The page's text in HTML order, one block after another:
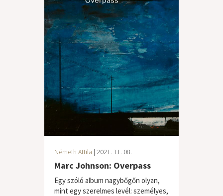
Németh Attila | 2021. 11. 08.
Marc Johnson: Overpass
Egy szóló album nagybőgőn olyan,
mint egy szerelmes levél: személyes,